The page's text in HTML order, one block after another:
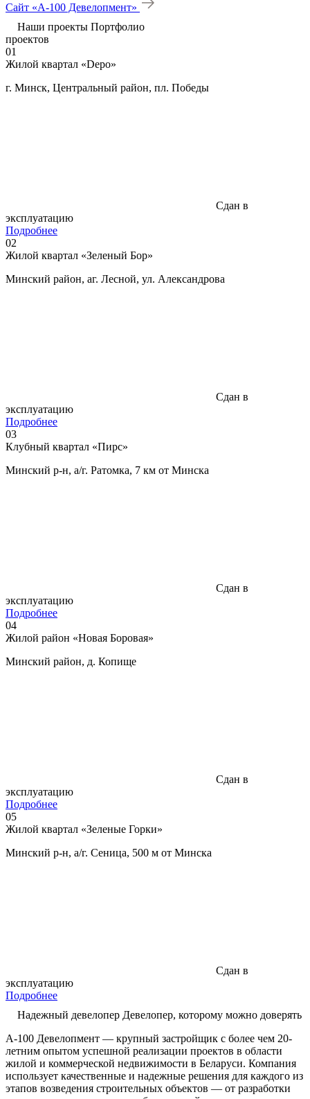
Сайт «А-100 Девелопмент»
Наши проекты Портфолио
проектов
01
Жилой квартал «Depo»
г. Минск, Центральный район, пл. Победы
Сдан в
эксплуатацию
Подробнее
02
Жилой квартал «Зеленый Бор»
Минский район, аг. Лесной, ул. Александрова
Сдан в
эксплуатацию
Подробнее
03
Клубный квартал «Пирс»
Минский р-н, а/г. Ратомка, 7 км от Минска
Сдан в
эксплуатацию
Подробнее
04
Жилой район «Новая Боровая»
Минский район, д. Копище
Сдан в
эксплуатацию
Подробнее
05
Жилой квартал «Зеленые Горки»
Минский р-н, а/г. Сеница, 500 м от Минска
Сдан в
эксплуатацию
Подробнее
Надежный девелопер Девелопер, которому можно доверять
А-100 Девелопмент — крупный застройщик с более чем 20-
летним опытом успешной реализации проектов в области
жилой и коммерческой недвижимости в Беларуси. Компания
использует качественные и надежные решения для каждого из
этапов возведения строительных объектов — от разработки